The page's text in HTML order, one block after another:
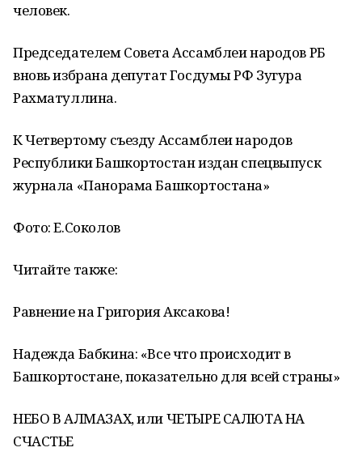
человек.
Председателем Совета Ассамблеи народов РБ
вновь избрана депутат Госдумы РФ Зугура
Рахматуллина.
К Четвертому съезду Ассамблеи народов
Республики Башкортостан издан спецвыпуск
журнала «Панорама Башкортостана»
Фото: Е.Соколов
Читайте также:
Равнение на Григория Аксакова!
Надежда Бабкина: «Все что происходит в
Башкортостане, показательно для всей страны»
НЕБО В АЛМАЗАХ, или ЧЕТЫРЕ САЛЮТА НА
СЧАСТЬЕ